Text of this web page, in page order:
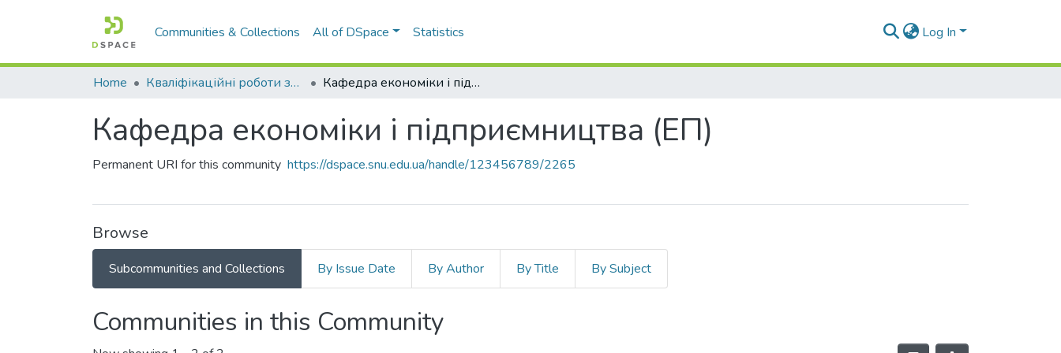
Communities & Collections All of DSpace Statistics Log In
Home Кваліфікаційні роботи здобувачів вищої освіти Кафедра економіки і підприємництва (ЕП)
Кафедра економіки і підприємництва (ЕП)
Permanent URI for this community https://dspace.snu.edu.ua/handle/123456789/2265
Browse
Subcommunities and Collections By Issue Date By Author By Title By Subject
Communities in this Community